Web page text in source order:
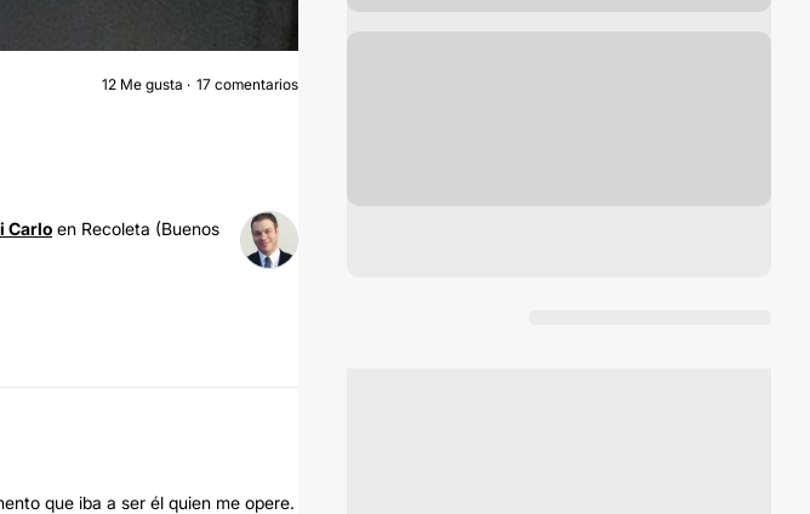
AUMENTO MAMAS
12 Me gusta 17 comentarios
Carlo en Recoleta (Buenos
que iba a ser él quien me opere.